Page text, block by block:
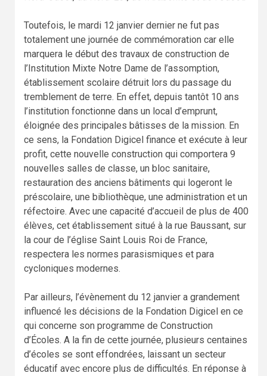
Toutefois, le mardi 12 janvier dernier ne fut pas
totalement une journée de commémoration car elle
marquera le début des travaux de construction de
l’Institution Mixte Notre Dame de l’assomption,
établissement scolaire détruit lors du passage du
tremblement de terre. En effet, depuis tantôt 10 ans
l’institution fonctionne dans un local d’emprunt,
éloignée des principales bâtisses de la mission. En
ce sens, la Fondation Digicel finance et exécute à leur
profit, cette nouvelle construction qui comportera 9
nouvelles salles de classe, un bloc sanitaire,
restauration des anciens bâtiments qui logeront le
préscolaire, une bibliothèque, une administration et un
réfectoire. Avec une capacité d’accueil de plus de 400
élèves, cet établissement situé à la rue Baussant, sur
la cour de l’église Saint Louis Roi de France,
respectera les normes parasismiques et para
cycloniques modernes.
Par ailleurs, l’évènement du 12 janvier a grandement
influencé les décisions de la Fondation Digicel en ce
qui concerne son programme de Construction
d’Écoles. A la fin de cette journée, plusieurs centaines
d’écoles se sont effondrées, laissant un secteur
éducatif avec encore plus de difficultés. En réponse à